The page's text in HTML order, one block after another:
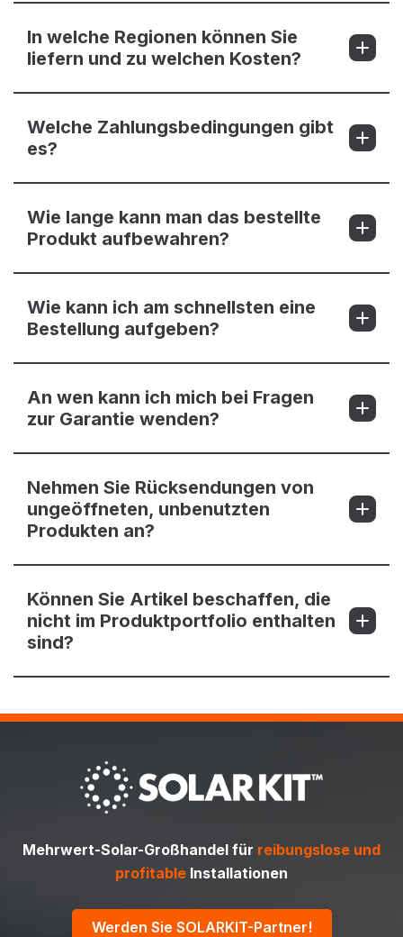
In welche Regionen können Sie
liefern und zu welchen Kosten?
Welche Zahlungsbedingungen gibt
es?
Wie lange kann man das bestellte
Produkt aufbewahren?
Wie kann ich am schnellsten eine
Bestellung aufgeben?
An wen kann ich mich bei Fragen
zur Garantie wenden?
Nehmen Sie Rücksendungen von
ungeöffneten, unbenutzten
Produkten an?
Können Sie Artikel beschaffen, die
nicht im Produktportfolio enthalten
sind?
Mehrwert-Solar-Großhandel für reibungslose und
profitable Installationen
Werden Sie SOLARKIT-Partner!